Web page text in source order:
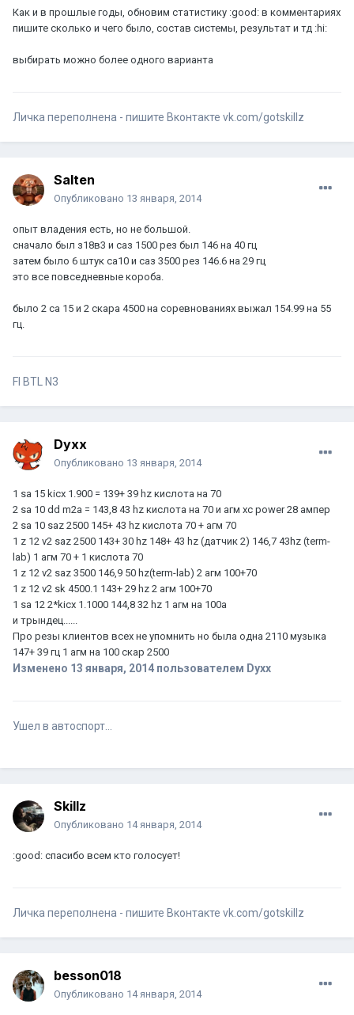
Как и в прошлые годы, обновим статистику :good: в комментариях
пишите сколько и чего было, состав системы, результат и тд :hi:
выбирать можно более одного варианта
Личка переполнена - пишите Вконтакте vk.com/gotskillz
Salten
Опубликовано 13 января, 2014
опыт владения есть, но не большой.
сначало был з18в3 и саз 1500 рез был 146 на 40 гц
затем было 6 штук са10 и саз 3500 рез 146.6 на 29 гц
это все повседневные короба.
было 2 са 15 и 2 скара 4500 на соревнованиях выжал 154.99 на 55
гц.
FI BTL N3
Dyxx
Опубликовано 13 января, 2014
1 sa 15 kicx 1.900 = 139+ 39 hz кислота на 70
2 sa 10 dd m2a = 143,8 43 hz кислота на 70 и агм xc power 28 ампер
2 sa 10 saz 2500 145+ 43 hz кислота 70 + агм 70
1 z 12 v2 saz 2500 143+ 30 hz 148+ 43 hz (датчик 2) 146,7 43hz (term-
lab) 1 агм 70 + 1 кислота 70
1 z 12 v2 saz 3500 146,9 50 hz(term-lab) 2 агм 100+70
1 z 12 v2 sk 4500.1 143+ 29 hz 2 агм 100+70
1 sa 12 2*kicx 1.1000 144,8 32 hz 1 агм на 100а
и трындец......
Про резы клиентов всех не упомнить но была одна 2110 музыка
147+ 39 гц 1 агм на 100 скар 2500
Изменено 13 января, 2014 пользователем Dyxx
Ушел в автоспорт...
Skillz
Опубликовано 14 января, 2014
:good: спасибо всем кто голосует!
Личка переполнена - пишите Вконтакте vk.com/gotskillz
besson018
Опубликовано 14 января, 2014